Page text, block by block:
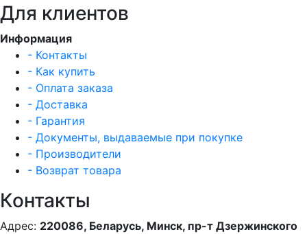
Для клиентов
Информация
- Контакты
- Как купить
- Оплата заказа
- Доставка
- Гарантия
- Документы, выдаваемые при покупке
- Производители
- Возврат товара
Контакты
Адрес: 220086, Беларусь, Минск, пр-т Дзержинского